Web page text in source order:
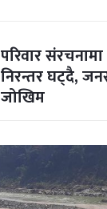
परिवार
निरन्तर घट्दै,
जोखिम